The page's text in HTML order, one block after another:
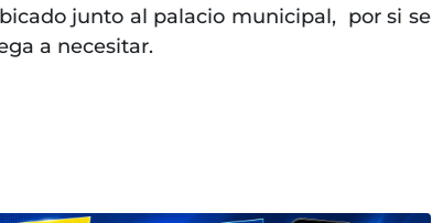
junto al palacio municipal, por si se
a necesitar.